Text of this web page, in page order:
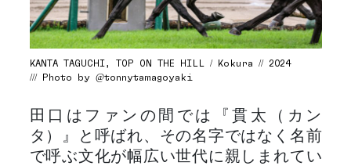
KANTA TAGUCHI, TOP ON THE HILL / Kokura // 2024
/// Photo by @tonnytamagoyaki
田口はファンの間では『貫太（カン
タ）』と呼ばれ、その名字ではなく名前
で呼ぶ文化が幅広い世代に親しまれてい